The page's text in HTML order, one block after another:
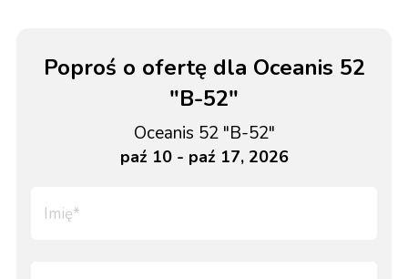
Poproś o ofertę dla Oceanis 52
"B-52"
Oceanis 52 "B-52"
paź 10 - paź 17, 2026